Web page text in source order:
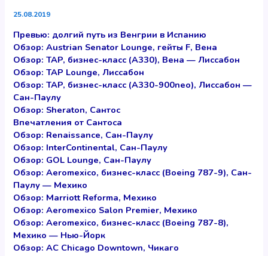
25.08.2019
Превью: долгий путь из Венгрии в Испанию
Обзор: Austrian Senator Lounge, гейты F, Вена
Обзор: TAP, бизнес-класс (A330), Вена — Лиссабон
Обзор: TAP Lounge, Лиссабон
Обзор: TAP, бизнес-класс (A330-900neo), Лиссабон —
Сан-Паулу
Обзор: Sheraton, Сантос
Впечатления от Сантоса
Обзор: Renaissance, Сан-Паулу
Обзор: InterContinental, Сан-Паулу
Обзор: GOL Lounge, Сан-Паулу
Обзор: Aeromexico, бизнес-класс (Boeing 787-9), Сан-
Паулу — Мехико
Обзор: Marriott Reforma, Мехико
Обзор: Aeromexico Salon Premier, Мехико
Обзор: Aeromexico, бизнес-класс (Boeing 787-8),
Мехико — Нью-Йорк
Обзор: AC Chicago Downtown, Чикаго